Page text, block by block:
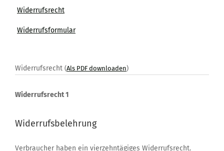
Widerrufsrecht
Widerrufsformular
Widerrufsrecht (Als PDF downloaden)
Widerrufsrecht 1
Widerrufsbelehrung
Verbraucher haben ein vierzehntägiges Widerrufsrecht.